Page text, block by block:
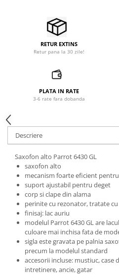
Microfoane wireless si sisteme
Stative de microfon
Studio si inregistrari
Accesorii de rack
Accesorii echipamente de studio
Clape MIDI
Controllere MIDI - USB DAW
Controllere monitoare de studio
Convertoare AD/DA
Interfete audio
Interfete MIDI si Cabluri Midi-USB
Microfoane de studio
Monitoare de studio
Pop filtre
Preamplificatoare
Protectii antifonice pentru urechi
Rack studio
Recordere de studio
Recordere portabile
RETUR EXTINS
Retur pana la 30 zile!
PLATA IN RATE
3-6 rate fara dobanda
Descriere
Saxofon alto Parrot 6430 GL
saxofon alto
mecanism foarte eficient
suport ajustabil pentru deget
corp si clape din alama
perinite cu rezonator, tratate cu
finisaj: lac auriu
modelul Parrot 6430 GL are
culoare mai inchisa fata de
sigla este gravata pe palnia
precum la modelul standard
accesorii incluse: mustiuc, case
intretinere, ancie, gatar